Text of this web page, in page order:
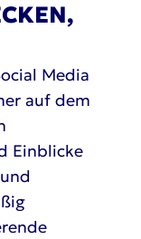
Media
auf dem
Einblicke